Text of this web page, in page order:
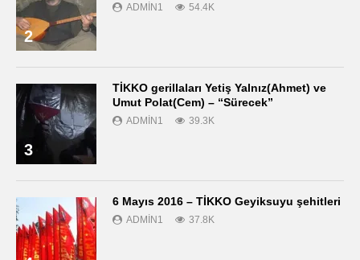
2
ADMIN1 54.4K
3
TİKKO gerillaları Yetiş Yalnız(Ahmet) ve
Umut Polat(Cem) – “Sürecek”
ADMIN1 39.3K
6 Mayıs 2016 – TİKKO Geyiksuyu şehitleri
ADMIN1 37.8K